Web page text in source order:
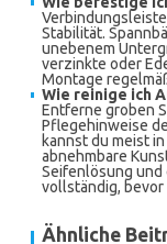
Stabilität.
unebenem
verzinkte oder
Montage
Wie reinige ich
Entferne groben
Pflegehinweise
kannst du meist
abnehmbare
Seifenlösung und
vollständig, bevor
Ähnliche